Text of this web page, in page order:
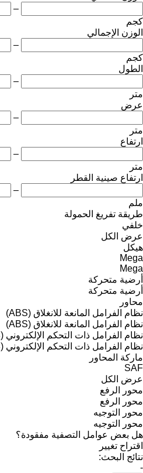
–
كجم
الوزن الإجمالي
–
كجم
الطول
–
متر
عرض
–
متر
ارتفاع
–
متر
ارتفاع صينية القطر
–
ملم
طريقة تفريغ الحمولة
خلفي
عرض الكل
هيكل
Mega
Mega
أرضية متحركة
أرضية متحركة
محاور
نظام الفرامل المانعة للانغلاق (ABS)
نظام الفرامل المانعة للانغلاق (ABS)
نظام الفرامل ذات التحكم الإلكتروني (EBS)
نظام الفرامل ذات التحكم الإلكتروني (EBS)
ماركة المحاور
SAF
عرض الكل
محور الرفع
محور الرفع
محور التوجيه
محور التوجيه
هل بعض عوامل التصفية مفقودة؟
اقتراح تغيير
نتائج البحث:
-